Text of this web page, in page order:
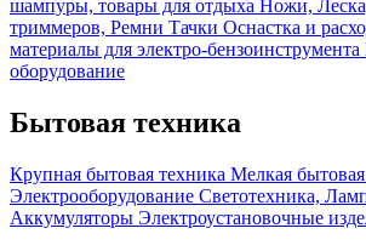
шампуры, товары для отдыха Ножи,
триммеров, Ремни Тачки Оснастка и
материалы для электро-бензоинструмента
оборудование
Бытовая техника
Крупная бытовая техника Мелкая
Электрооборудование Светотехника,
Аккумуляторы Электроустановочные